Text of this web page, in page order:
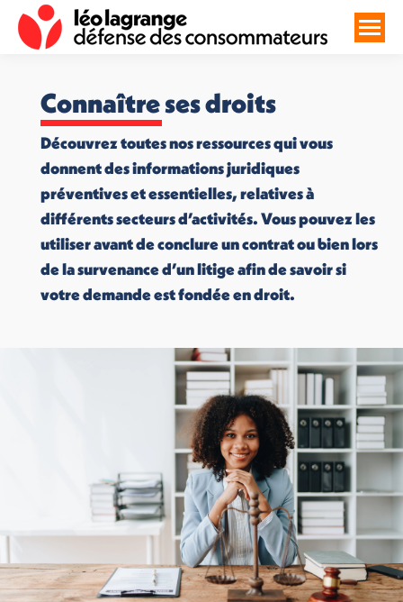
Connaître ses droits
Découvrez toutes nos ressources qui vous
donnent des informations juridiques
préventives et essentielles, relatives à
différents secteurs d’activités. Vous pouvez les
utiliser avant de conclure un contrat ou bien lors
de la survenance d’un litige afin de savoir si
votre demande est fondée en droit.